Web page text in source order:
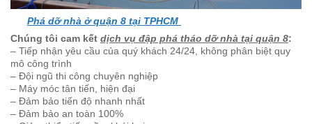
Phá dỡ nhà ở quận 8 tại TPHCM
Chúng tôi cam kết dịch vụ đập phá tháo dỡ nhà tại quận 8:
– Tiếp nhận yêu cầu của quý khách 24/24, không phân biệt quy
mô công trình
– Đội ngũ thi công chuyên nghiệp
– Máy móc tân tiến, hiện đại
– Đảm bảo tiến độ nhanh nhất
– Đảm bảo an toàn 100%